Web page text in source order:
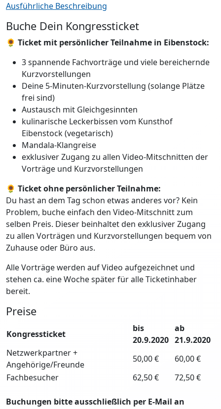
Ausführliche Beschreibung
Buche Dein Kongressticket
🌻 Ticket mit persönlicher Teilnahme in Eibenstock:
3 spannende Fachvorträge und viele bereichernde
Kurzvorstellungen
Deine 5-Minuten-Kurzvorstellung (solange Plätze
frei sind)
Austausch mit Gleichgesinnten
kulinarische Leckerbissen vom Kunsthof
Eibenstock (vegetarisch)
Mandala-Klangreise
exklusiver Zugang zu allen Video-Mitschnitten der
Vorträge und Kurzvorstellungen
🌻 Ticket ohne persönlicher Teilnahme:
Du hast an dem Tag schon etwas anderes vor? Kein
Problem, buche einfach den Video-Mitschnitt zum
selben Preis. Dieser beinhaltet den exklusiver Zugang
zu allen Vorträgen und Kurzvorstellungen bequem von
Zuhause oder Büro aus.
Alle Vorträge werden auf Video aufgezeichnet und
stehen ca. eine Woche später für alle Ticketinhaber
bereit.
Preise
Kongressticket
bis
20.9.2020
ab
21.9.2020
Netzwerkpartner +
Angehörige/Freunde
50,00 €
60,00 €
Fachbesucher
62,50 € 72,50 €
Buchungen bitte ausschließlich per E-Mail an